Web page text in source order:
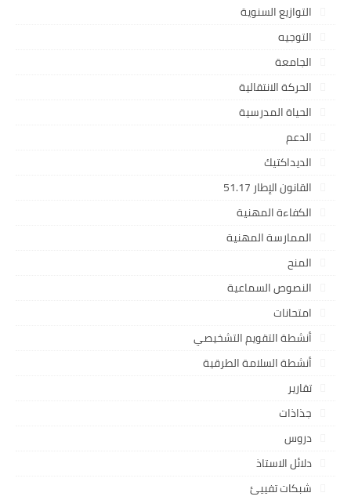
التوازيع السنوية
التوجيه
الجامعة
الحركة الانتقالية
الحياة المدرسية
الدعم
الديداكتيك
القانون الإطار 51.17
الكفاءة المهنية
الممارسة المهنية
المنح
النصوص السماعية
امتحانات
أنشطة التقويم التشخيصي
أنشطة السلامة الطرقية
تقارير
جذاذات
دروس
دلائل الاستاذ
شبكات تفييئ